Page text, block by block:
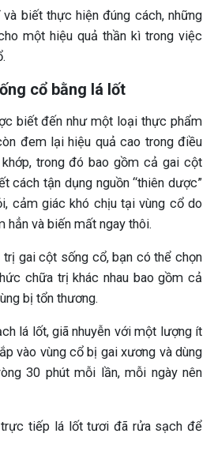
biết thực hiện đúng cách, những
một hiệu quả thần kì trong việc
cổ bằng lá lốt
biết đến như một loại thực phẩm
đem lại hiệu quả cao trong điều
trong đó bao gồm cả gai cột
cách tận dụng nguồn “thiên dược”
cảm giác khó chịu tại vùng cổ do
và biến mất ngay thôi.
gai cột sống cổ, bạn có thể chọn
chữa trị khác nhau bao gồm cả
bị tổn thương.
lá lốt, giã nhuyễn với một lượng ít
vào vùng cổ bị gai xương và dùng
30 phút mỗi lần, mỗi ngày nên
tiếp lá lốt tươi đã rửa sạch để